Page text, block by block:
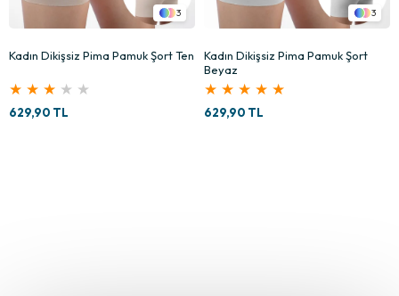
3
Kadın Dikişsiz Pima Pamuk Şort Ten
★ ★ ★ ★ ★
629,90 TL
3
Kadın Dikişsiz Pima Pamuk Şort
Beyaz
★ ★ ★ ★ ★
629,90 TL